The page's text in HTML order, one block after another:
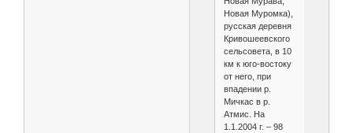
Новая Муромка),
русская деревня
Кривошеевского
сельсовета, в 10
км к юго-востоку
от него, при
впадении р.
Мичкас в р.
Атмис. На
1.1.2004 г. – 98